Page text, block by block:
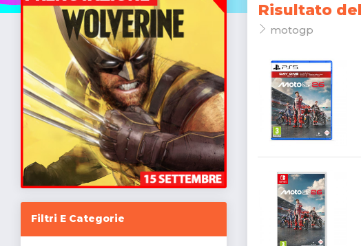
Filtri E Categorie
Risultato
motogp